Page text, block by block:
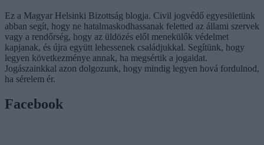
Ez a Magyar Helsinki Bizottság blogja. Civil jogvédő egyesületünk
abban segít, hogy ne hatalmaskodhassanak feletted az állami szervek
vagy a rendőrség, hogy az üldözés elől menekülők védelmet
kapjanak, és újra együtt lehessenek családjukkal. Segítünk, hogy
legyen következménye annak, ha megsértik a jogaidat.
Jogászainkkal azon dolgozunk, hogy mindig legyen hová fordulnod,
ha sérelem ér.
Facebook